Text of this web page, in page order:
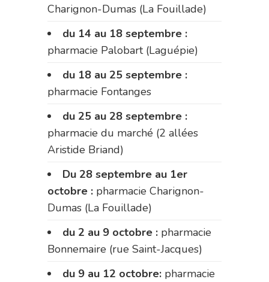
Charignon-Dumas (La Fouillade)
du 14 au 18 septembre :
pharmacie Palobart (Laguépie)
du 18 au 25 septembre :
pharmacie Fontanges
du 25 au 28 septembre :
pharmacie du marché (2 allées
Aristide Briand)
Du 28 septembre au 1er
octobre : pharmacie Charignon-
Dumas (La Fouillade)
du 2 au 9 octobre : pharmacie
Bonnemaire (rue Saint-Jacques)
du 9 au 12 octobre: pharmacie